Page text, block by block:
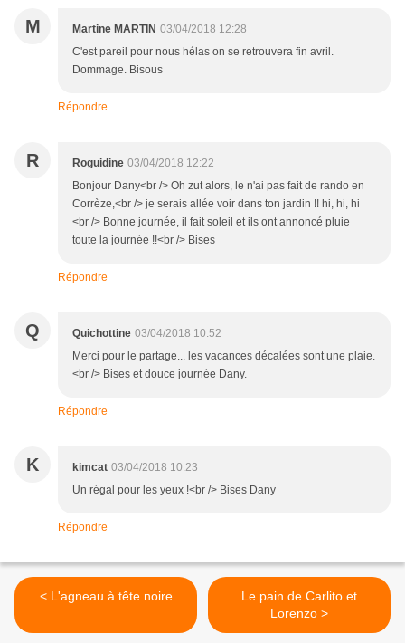
M Martine MARTIN 03/04/2018 12:28
C'est pareil pour nous hélas on se retrouvera fin avril.
Dommage. Bisous
Répondre
R Roguidine 03/04/2018 12:22
Bonjour Dany<br /> Oh zut alors, le n'ai pas fait de rando en
Corrèze,<br /> je serais allée voir dans ton jardin !! hi, hi, hi
<br /> Bonne journée, il fait soleil et ils ont annoncé pluie
toute la journée !!<br /> Bises
Répondre
Q Quichottine 03/04/2018 10:52
Merci pour le partage... les vacances décalées sont une plaie.
<br /> Bises et douce journée Dany.
Répondre
K kimcat 03/04/2018 10:23
Un régal pour les yeux !<br /> Bises Dany
Répondre
< L'agneau à tête noire
Le pain de Carlito et
Lorenzo >